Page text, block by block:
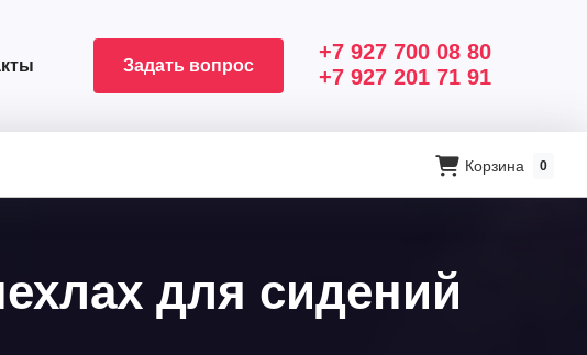
+7 927 700 08 80
+7 927 201 71 91
Задать вопрос
Корзина 0
для сидений